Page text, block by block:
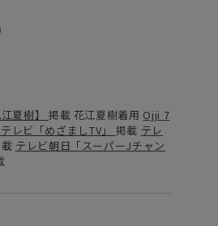
夏樹】 掲載 花江夏樹着用 Ojji 7
レビ「めざましTV」 掲載 テレ
テレビ朝日「スーパーJチャン